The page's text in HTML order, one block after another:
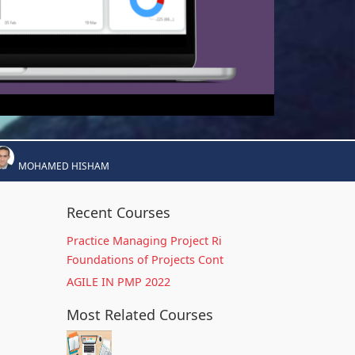
MOHAMED HISHAM
Recent Courses
Practice Managing Project Ri
Foundations of Projects Cont
AGILE IN PMP 2022
Most Related Courses